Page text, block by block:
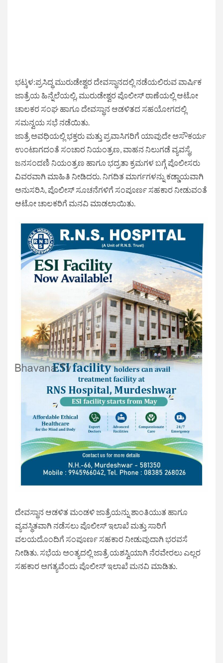
ಭಟ್ಕಳ:ಪ್ರಸಿದ್ಧ ಮುರುಡೇಶ್ವರ ದೇವಸ್ಥಾನದಲ್ಲಿ ನಡೆಯಲಿರುವ ವಾರ್ಷಿಕ
ಜಾತ್ರೆಯ ಹಿನ್ನೆಲೆಯಲ್ಲಿ, ಮುರುಡೇಶ್ವರ ಪೊಲೀಸ್ ಠಾಣೆಯಲ್ಲಿ ಆಟೋ
ಚಾಲಕರ ಸಂಘ ಹಾಗೂ ದೇವಸ್ಥಾನ ಆಡಳಿತದ ಸಹಯೋಗದಲ್ಲಿ
ಸಮನ್ವಯ ಸಭೆ ನಡೆಯಿತು.
ಜಾತ್ರೆ ಅವಧಿಯಲ್ಲಿ ಭಕ್ತರು ಮತ್ತು ಪ್ರವಾಸಿಗರಿಗೆ ಯಾವುದೇ ಅಸೌಕರ್ಯ
ಉಂಟಾಗದಂತೆ ಸಂಚಾರ ನಿಯಂತ್ರಣ, ವಾಹನ ನಿಲುಗಡೆ ವ್ಯವಸ್ಥೆ,
ಜನಸಂದಣಿ ನಿಯಂತ್ರಣ ಹಾಗೂ ಭದ್ರತಾ ಕ್ರಮಗಳ ಬಗ್ಗೆ ಪೊಲೀಸರು
ವಿವರವಾಗಿ ಮಾಹಿತಿ ನೀಡಿದರು. ನಿಗದಿತ ಮಾರ್ಗಗಳನ್ನು ಕಡ್ಡಾಯವಾಗಿ
ಅನುಸರಿಸಿ, ಪೊಲೀಸ್ ಸೂಚನೆಗಳಿಗೆ ಸಂಪೂರ್ಣ ಸಹಕಾರ ನೀಡುವಂತೆ
ಆಟೋ ಚಾಲಕರಿಗೆ ಮನವಿ ಮಾಡಲಾಯಿತು.
ದೇವಸ್ಥಾನ ಆಡಳಿತ ಮಂಡಳಿ ಜಾತ್ರೆಯನ್ನು ಶಾಂತಿಯುತ ಹಾಗೂ
ವ್ಯವಸ್ಥಿತವಾಗಿ ನಡೆಸಲು ಪೊಲೀಸ್ ಇಲಾಖೆ ಮತ್ತು ಸಾರಿಗೆ
ವಲಯದೊಂದಿಗೆ ಸಂಪೂರ್ಣ ಸಹಕಾರ ನೀಡುವುದಾಗಿ ಭರವಸೆ
ನೀಡಿತು. ಸಭೆಯ ಅಂತ್ಯದಲ್ಲಿ ಜಾತ್ರೆ ಯಶಸ್ವಿಯಾಗಿ ನೆರವೇರಲು ಎಲ್ಲರ
ಸಹಕಾರ ಅಗತ್ಯವೆಂದು ಪೊಲೀಸ್ ಇಲಾಖೆ ಮನವಿ ಮಾಡಿತು.